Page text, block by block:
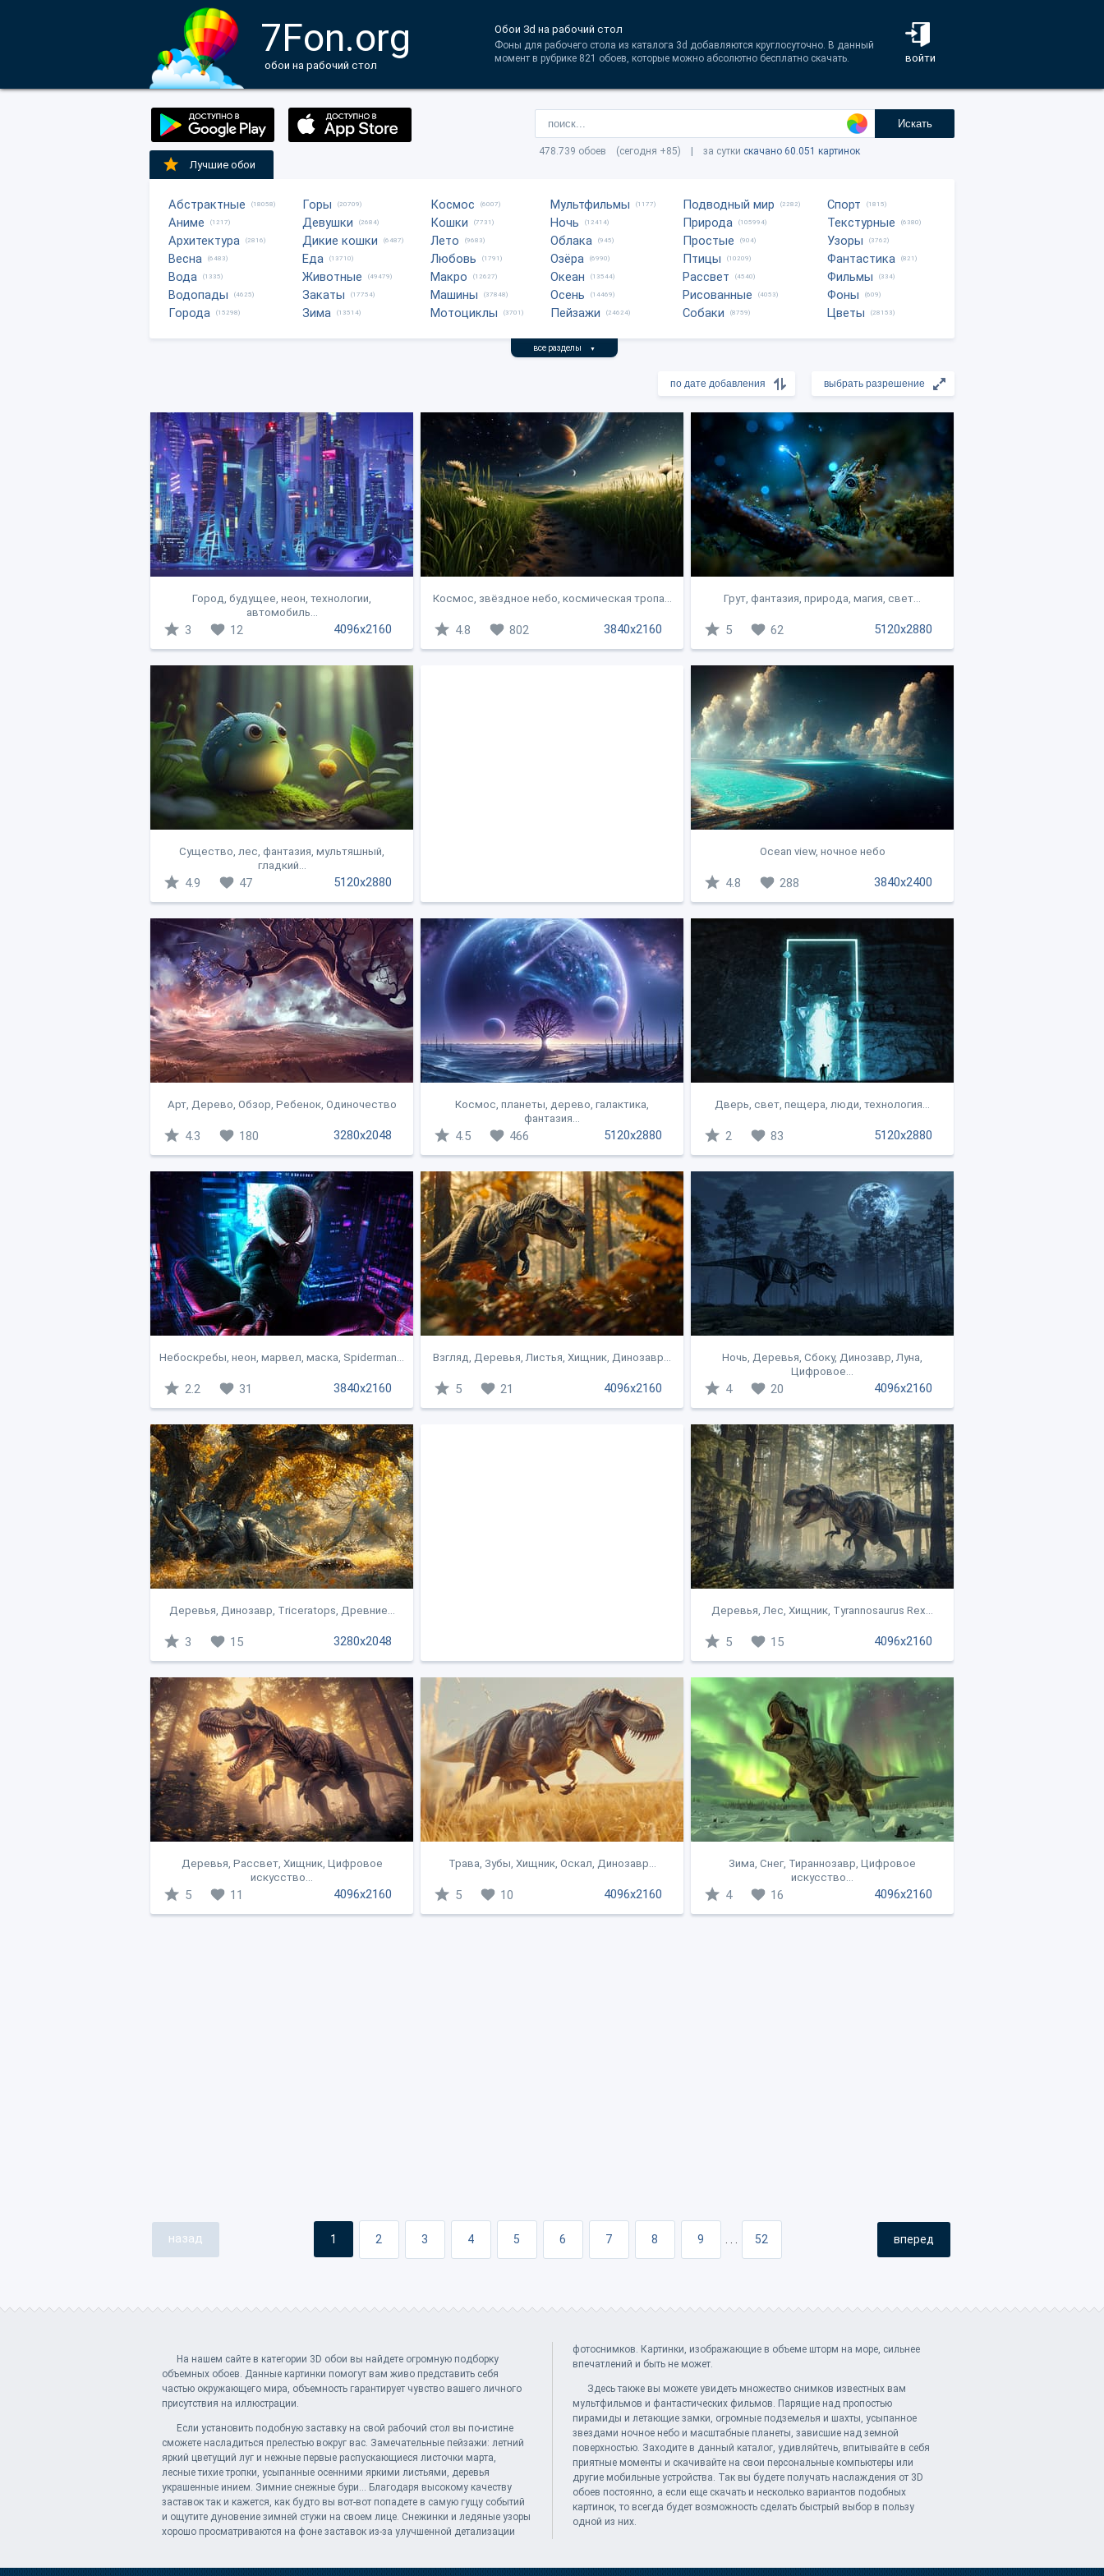
7Fon.org
обои на рабочий стол
войти
Обои 3d на рабочий стол
Фоны для рабочего стола из каталога 3d добавляются круглосуточно. В данный
момент в рубрике 821 обоев, которые можно абсолютно бесплатно скачать.
Искать
478.739 обоев (сегодня +85) | за сутки скачано 60.051 картинок
Лучшие обои
Абстрактные (18058)
Аниме (1217)
Архитектура (2816)
Весна (6483)
Вода (1335)
Водопады (4625)
Города (15298)
Горы (20709)
Девушки (2684)
Дикие кошки (6487)
Еда (13710)
Животные (49479)
Закаты (17754)
Зима (13514)
Космос (6007)
Кошки (7731)
Лето (9683)
Любовь (1791)
Макро (12627)
Машины (37848)
Мотоциклы (3701)
Мультфильмы (1177)
Ночь (12414)
Облака (945)
Озёра (6990)
Океан (13544)
Осень (14469)
Пейзажи (24624)
Подводный мир (2282)
Природа (105994)
Простые (904)
Птицы (10209)
Рассвет (4540)
Рисованные (4053)
Собаки (8759)
Спорт (1815)
Текстурные (6380)
Узоры (3762)
Фантастика (821)
Фильмы (334)
Фоны (609)
Цветы (28153)
все разделы ▼
Город, будущее, неон, технологии,
автомобиль...
4096x2160
3 12
Космос, звёздное небо, космическая тропа...
3840x2160
4.8 802
Грут, фантазия, природа, магия, свет...
5120x2880
5 62
Существо, лес, фантазия, мультяшный,
гладкий...
5120x2880
4.9 47
Ocean view, ночное небо
3840x2400
4.8 288
Арт, Дерево, Обзор, Ребенок, Одиночество
3280x2048
4.3 180
Космос, планеты, дерево, галактика,
фантазия...
5120x2880
4.5 466
Дверь, свет, пещера, люди, технология...
5120x2880
2 83
Небоскребы, неон, марвел, маска, Spiderman...
3840x2160
2.2 31
Взгляд, Деревья, Листья, Хищник, Динозавр...
4096x2160
5 21
Ночь, Деревья, Сбоку, Динозавр, Луна,
Цифровое...
4096x2160
4 20
Деревья, Динозавр, Triceratops, Древние...
3280x2048
3 15
Деревья, Лес, Хищник, Tyrannosaurus Rex...
4096x2160
5 15
Деревья, Рассвет, Хищник, Цифровое
искусство...
4096x2160
5 11
Трава, Зубы, Хищник, Оскал, Динозавр...
4096x2160
5 10
Зима, Снег, Тираннозавр, Цифровое
искусство...
4096x2160
4 16
вперед
назад 1 2 3 4 5 6 7 8 9 . . . 52
На нашем сайте в категории 3D обои вы найдете огромную подборку
объемных обоев. Данные картинки помогут вам живо представить себя
частью окружающего мира, объемность гарантирует чувство вашего личного
присутствия на иллюстрации.
Если установить подобную заставку на свой рабочий стол вы по-истине
сможете насладиться прелестью вокруг вас. Замечательные пейзажи: летний
яркий цветущий луг и нежные первые распускающиеся листочки марта,
лесные тихие тропки, усыпанные осенними яркими листьями, деревья
украшенные инием. Зимние снежные бури... Благодаря высокому качеству
заставок так и кажется, как будто вы вот-вот попадете в самую гущу событий
и ощутите дуновение зимней стужи на своем лице. Снежинки и ледяные узоры
хорошо просматриваются на фоне заставок из-за улучшенной детализации
фотоснимков. Картинки, изображающие в объеме шторм на море, сильнее
впечатлений и быть не может.
Здесь также вы можете увидеть множество снимков известных вам
мультфильмов и фантастических фильмов. Парящие над пропостью
пирамиды и летающие замки, огромные подземелья и шахты, усыпанное
звездами ночное небо и масштабные планеты, зависшие над земной
поверхностью. Заходите в данный каталог, удивляйтечь, впитывайте в себя
приятные моменты и скачивайте на свои персональные компьютеры или
другие мобильные устройства. Так вы будете получать наслаждения от 3D
обоев постоянно, а если еще скачать и несколько вариантов подобных
картинок, то всегда будет возможность сделать быстрый выбор в пользу
одной из них.